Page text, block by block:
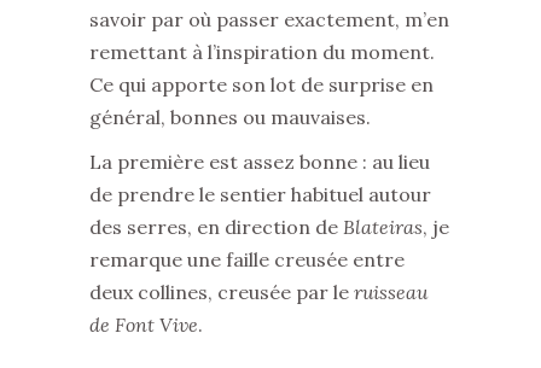
savoir par où passer exactement, m’en
remettant à l’inspiration du moment.
Ce qui apporte son lot de surprise en
général, bonnes ou mauvaises.
La première est assez bonne : au lieu
de prendre le sentier habituel autour
des serres, en direction de Blateiras, je
remarque une faille creusée entre
deux collines, creusée par le ruisseau
de Font Vive.